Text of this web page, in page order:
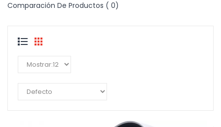
Comparación De Productos ( 0)